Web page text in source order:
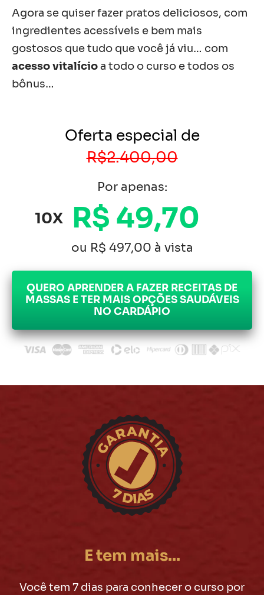
Agora se quiser fazer pratos deliciosos, com
ingredientes acessíveis e bem mais
gostosos que tudo que você já viu… com
acesso vitalícioa todo o curso e todos os
bônus…
Oferta especial de
R$2.400,00
Por apenas:
10X R$ 49,70
ou R$ 497,00 à vista
QUERO APRENDER A FAZER RECEITAS DE
MASSAS E TER MAIS OPÇÕES SAUDÁVEIS
NO CARDÁPIO
E tem mais...
Você tem 7 dias para conhecer o curso por